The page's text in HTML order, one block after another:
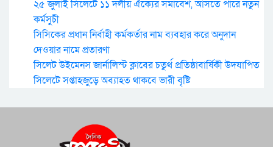
২৫ জুলাই সিলেটে ১১ দলীয় ঐক্যের সমাবেশ, আসতে পারে নতুন
কর্মসুচী
সিসিকের প্রধান নির্বাহী কর্মকর্তার নাম ব্যবহার করে অনুদান
দেওয়ার নামে প্রতারণা
সিলেট উইমেনস জার্নালিস্ট ক্লাবের চতুর্থ প্রতিষ্ঠাবার্ষিকী উদযাপিত
সিলেটে সপ্তাহজুড়ে অব্যাহত থাকবে ভারী বৃষ্টি